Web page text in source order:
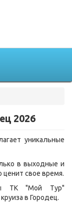
2026
уникальные
в выходные и
ценит свое время.
ТК "Мой Тур"
в Городец.